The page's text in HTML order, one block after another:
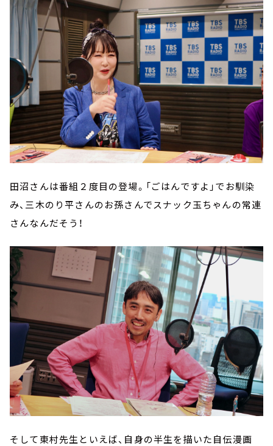
田沼さんは番組２度目の登場。「ごはんですよ」でお馴染
み、三木のり平さんのお孫さんでスナック玉ちゃんの常連
さんなんだそう！
そして東村先生といえば、自身の半生を描いた自伝漫画